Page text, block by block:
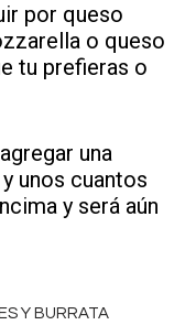
por queso
o queso
tu prefieras o
una
unos cuantos
y será aún